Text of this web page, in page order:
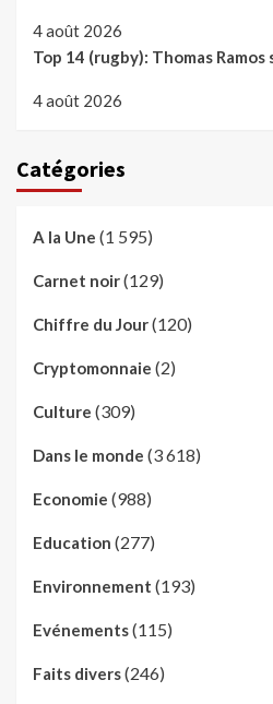
4 août 2026
Top 14 (rugby): Thomas Ramos
4 août 2026
Catégories
A la Une (1 595)
Carnet noir(129)
Chiffre du Jour(120)
Cryptomonnaie (2)
Culture (309)
Dans le monde (3 618)
Economie (988)
Education (277)
Environnement (193)
Evénements(115)
Faits divers(246)